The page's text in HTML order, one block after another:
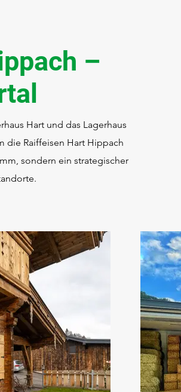
–
Hart und das Lagerhaus
die Raiffeisen Hart Hippach
sondern ein strategischer